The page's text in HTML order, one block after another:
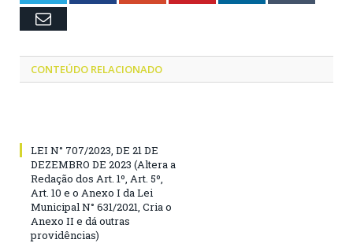
Email
CONTEÚDO RELACIONADO
LEI N° 707/2023, DE 21 DE
DEZEMBRO DE 2023 (Altera a
Redação dos Art. 1º, Art. 5º,
Art. 10 e o Anexo I da Lei
Municipal N° 631/2021, Cria o
Anexo II e dá outras
providências)